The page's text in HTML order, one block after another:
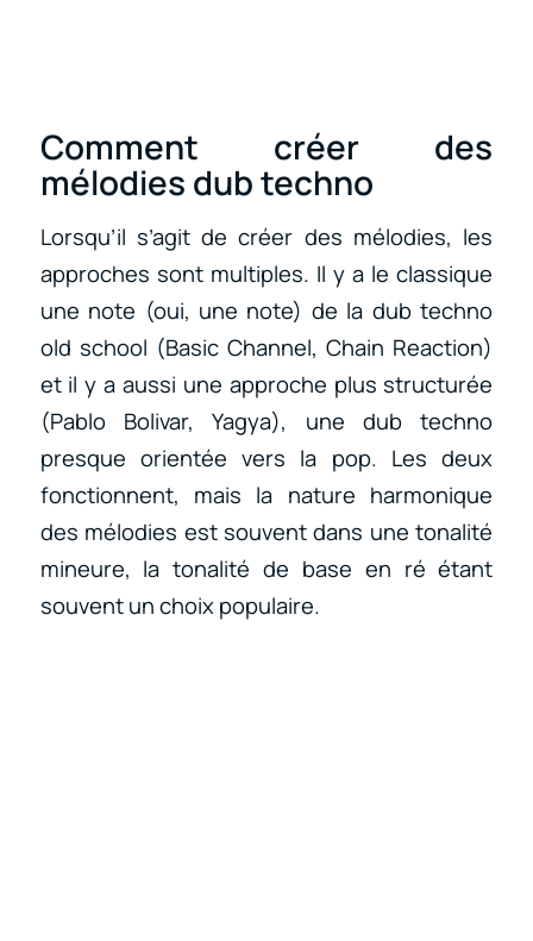
Comment créer des
mélodies dub techno
Lorsqu’il s’agit de créer des mélodies, les
approches sont multiples. Il y a le classique
une note (oui, une note) de la dub techno
old school (Basic Channel, Chain Reaction)
et il y a aussi une approche plus structurée
(Pablo Bolivar, Yagya), une dub techno
presque orientée vers la pop. Les deux
fonctionnent, mais la nature harmonique
des mélodies est souvent dans une tonalité
mineure, la tonalité de base en ré étant
souvent un choix populaire.